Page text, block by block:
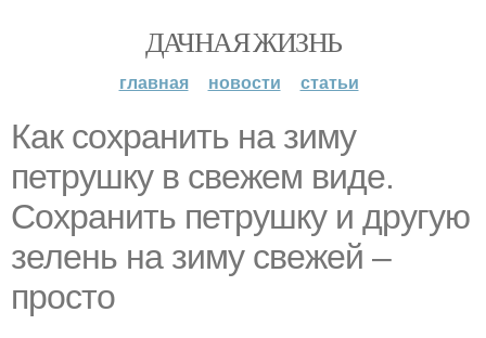
ДАЧНАЯ ЖИЗНЬ
главная новости статьи
Как сохранить на зиму
петрушку в свежем виде.
Сохранить петрушку и другую
зелень на зиму свежей –
просто